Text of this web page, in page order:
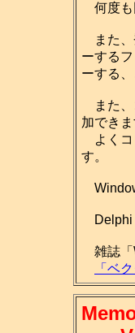
何度も
また、
ーする
ーする
また、
加できま
よくコ
す。
Delphi
雑誌「
「ベ